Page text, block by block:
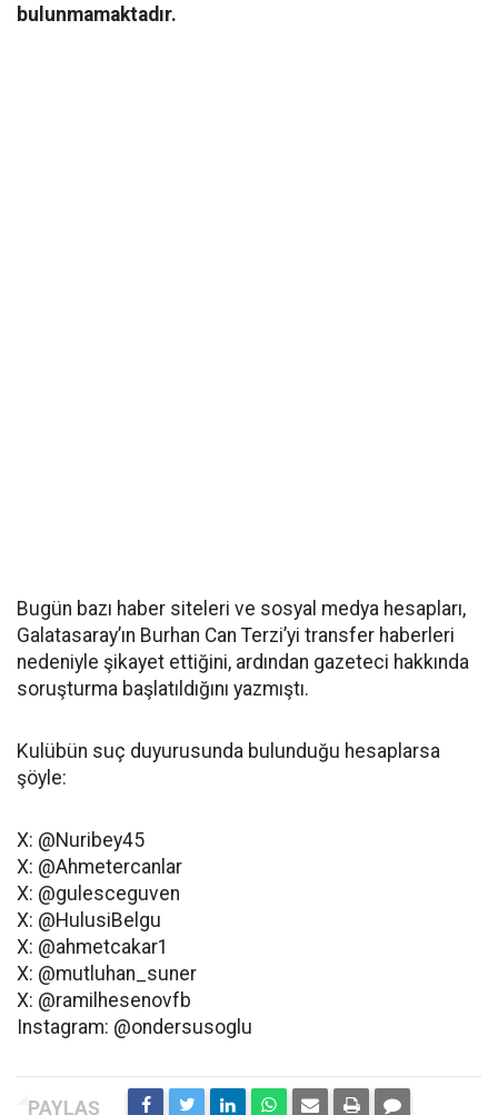
bulunmamaktadır.
Bugün bazı haber siteleri ve sosyal medya hesapları,
Galatasaray’ın Burhan Can Terzi’yi transfer haberleri
nedeniyle şikayet ettiğini, ardından gazeteci hakkında
soruşturma başlatıldığını yazmıştı.
Kulübün suç duyurusunda bulunduğu hesaplarsa
şöyle:
X: @Nuribey45
X: @Ahmetercanlar
X: @gulesceguven
X: @HulusiBelgu
X: @ahmetcakar1
X: @mutluhan_suner
X: @ramilhesenovfb
Instagram: @ondersusoglu